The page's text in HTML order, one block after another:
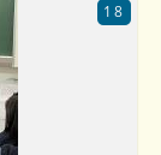
18